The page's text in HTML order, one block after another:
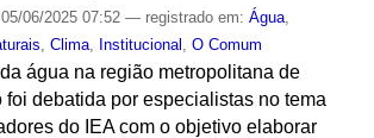
06/2025 07:52 — registrado em: Água,
Clima, Institucional O Comum
água na região metropolitana de
foi debatida por especialistas no tema
do IEA com o objetivo elaborar